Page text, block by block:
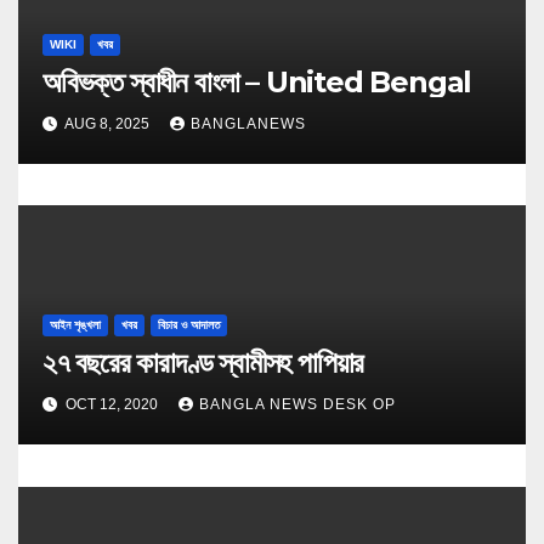
WIKI খবর
অবিভক্ত স্বাধীন বাংলা – United Bengal
AUG 8, 2025 BANGLANEWS
আইন শৃঙ্খলা খবর বিচার ও আদালত
২৭ বছরের কারাদণ্ড স্বামীসহ পাপিয়ার
OCT 12, 2020 BANGLA NEWS DESK OP